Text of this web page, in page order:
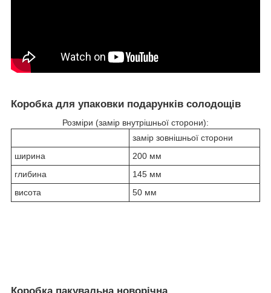
Коробка для упаковки подарунків солодощів
Розміри (замір внутрішньої сторони):
замір зовнішньої сторони
ширина
200 мм
глибина
145 мм
висота
50 мм